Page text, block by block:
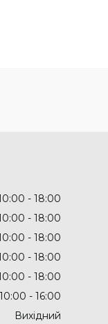
18:00
18:00
18:00
18:00
18:00
10:00
16:00
Вихідний